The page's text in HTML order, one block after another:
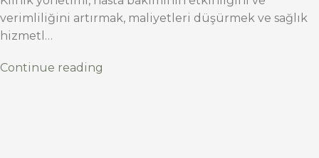
verimliliğini artırmak, maliyetleri düşürmek ve sağlık
hizmetl…
Continue reading